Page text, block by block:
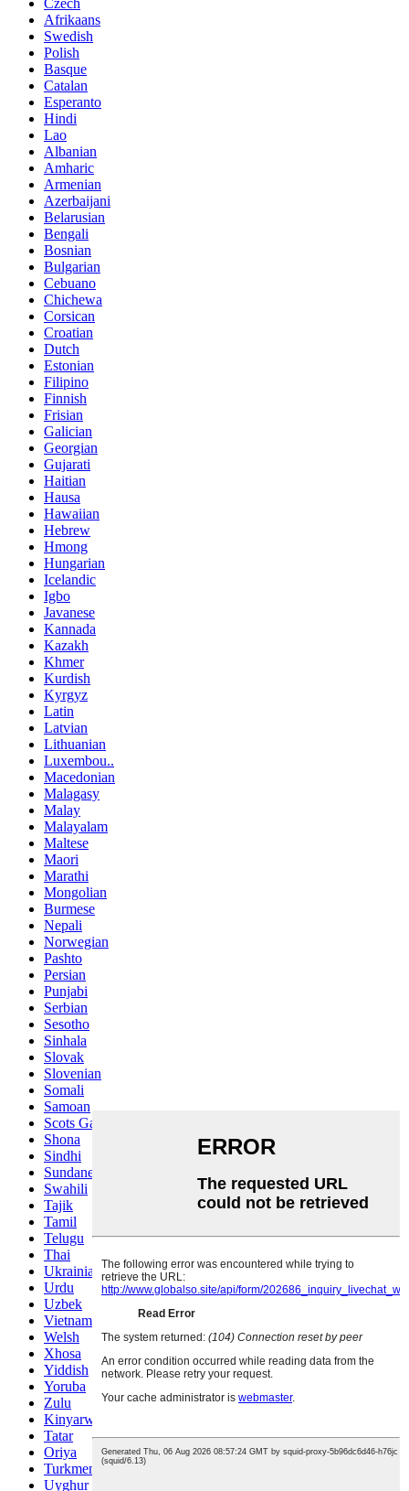
Czech
Afrikaans
Swedish
Polish
Basque
Catalan
Esperanto
Hindi
Lao
Albanian
Amharic
Armenian
Azerbaijani
Belarusian
Bengali
Bosnian
Bulgarian
Cebuano
Chichewa
Corsican
Croatian
Dutch
Estonian
Filipino
Finnish
Frisian
Galician
Georgian
Gujarati
Haitian
Hausa
Hawaiian
Hebrew
Hmong
Hungarian
Icelandic
Igbo
Javanese
Kannada
Kazakh
Khmer
Kurdish
Kyrgyz
Latin
Latvian
Lithuanian
Luxembou..
Macedonian
Malagasy
Malay
Malayalam
Maltese
Maori
Marathi
Mongolian
Burmese
Nepali
Norwegian
Pashto
Persian
Punjabi
Serbian
Sesotho
Sinhala
Slovak
Slovenian
Somali
Samoan
Scots Gaelic
Shona
Sindhi
Sundanese
Swahili
Tajik
Tamil
Telugu
Thai
Ukrainian
Urdu
Uzbek
Vietnamese
Welsh
Xhosa
Yiddish
Yoruba
Zulu
Kinyarwanda
Tatar
Oriya
Turkmen
Uyghur